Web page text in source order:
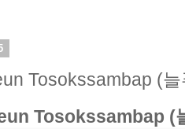
Tosokssambap (
Tosokssambap (